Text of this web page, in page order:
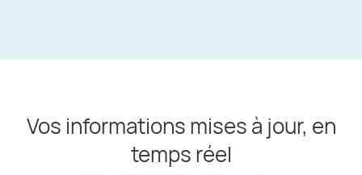
Vos informations mises à jour, en
temps réel